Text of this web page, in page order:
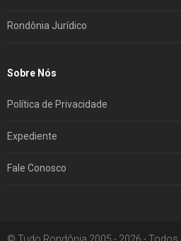
Rondônia Jurídico
Sobre Nós
Política de Privacidade
Expediente
Fale Conosco
© Tudo Rondônia 2005 - 2026 - Todos